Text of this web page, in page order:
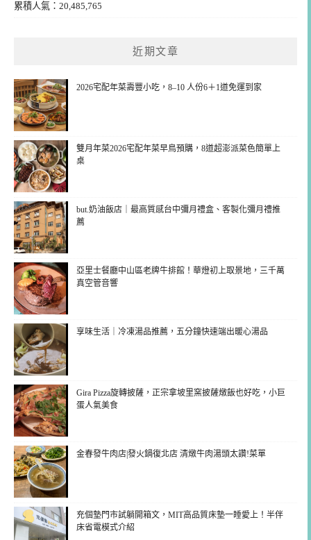
累積人氣：20,485,765
近期文章
2026宅配年菜壽豐小吃，8–10 人份6＋1道免運到家
雙月年菜2026宅配年菜早鳥預購，8道超澎派菜色簡單上
桌
but.奶油飯店｜最高質感台中彌月禮盒、客製化彌月禮推
薦
亞里士餐廳中山區老牌牛排館！華燈初上取景地，三千萬
真空管音響
享味生活｜冷凍湯品推薦，五分鐘快速端出暖心湯品
Gira Pizza旋轉披薩，正宗拿坡里窯披薩燉飯也好吃，小巨
蛋人氣美食
金春發牛肉店|發火鍋復北店 清燉牛肉湯頭太讚!菜單
充個墊門市試躺開箱文，MIT高品質床墊一睡愛上！半伴
床省電模式介紹